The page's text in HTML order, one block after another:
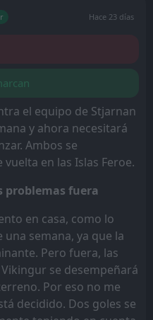
Hace 23 días
el equipo de Stjarnan
y ahora necesitará
Ambos se
en las Islas Feroe.
problemas fuera
en casa, como lo
semana, ya que la
Pero fuera, las
se desempeñará
Por eso no me
decidido. Dos goles se